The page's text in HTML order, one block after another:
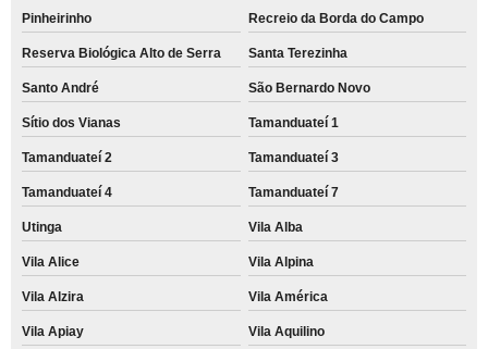
Pinheirinho Recreio da Borda do Campo
Reserva Biológica Alto de Serra Santa Terezinha
Santo André São Bernardo Novo
Sítio dos Vianas Tamanduateí 1
Tamanduateí 2 Tamanduateí 3
Tamanduateí 4 Tamanduateí 7
Utinga Vila Alba
Vila Alice Vila Alpina
Vila Alzira Vila América
Vila Apiay Vila Aquilino